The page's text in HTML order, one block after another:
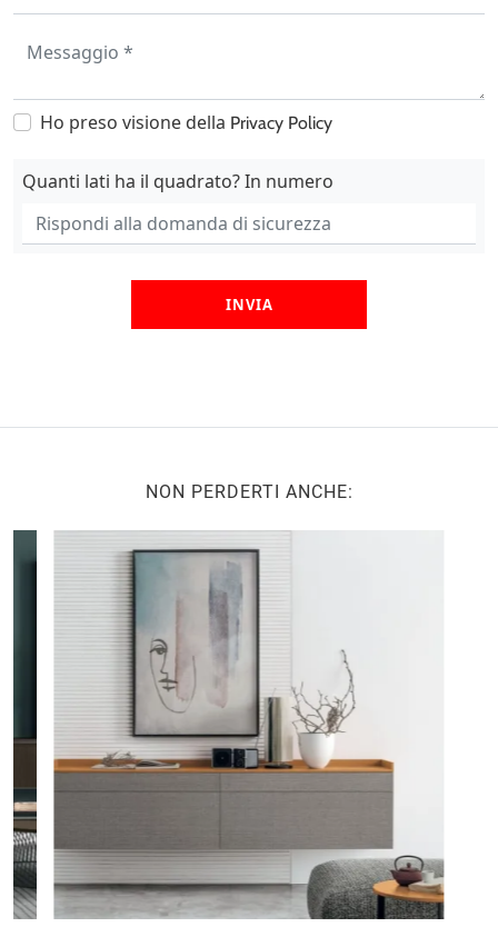
Ho preso visione della Privacy Policy
Quanti lati ha il quadrato? In numero
INVIA
NON PERDERTI ANCHE: